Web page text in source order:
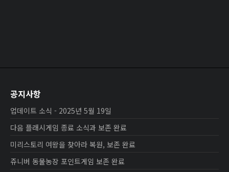
공지사항
업데이트 소식 - 2025년 5월 19일
다음 플래시게임 종료 소식과 보존 완료
미리스토리 여왕을 찾아라 복원, 보존 완료
쥬니버 동물농장 포인트게임 보존 완료